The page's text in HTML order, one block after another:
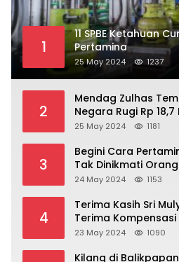
1
11 SPBE Ketahuan
Pertamina
25 May 2024 1237
2
Mendag Zulhas
Negara Rugi Rp
25 May 2024 1181
3
Begini Cara
Tak Dinikmati
24 May 2024 1153
4
Terima Kasih Sri
Terima Kompensasi
23 May 2024 1090
Kilang di